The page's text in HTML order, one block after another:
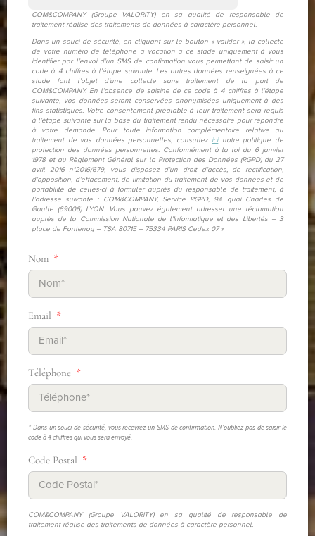
COM&COMPANY (Groupe VALORITY) en sa qualité de responsable de
traitement réalise des traitements de données à caractère personnel.
Dans un souci de sécurité, en cliquant sur le bouton « valider », la collecte
de votre numéro de téléphone a vocation à ce stade uniquement à vous
identifier par l’envoi d’un SMS de confirmation vous permettant de saisir un
code à 4 chiffres à l’étape suivante. Les autres données renseignées à ce
stade font l’objet d’une collecte sans traitement de la part de
COM&COMPANY. En l’absence de saisine de ce code à 4 chiffres à l’étape
suivante, vos données seront conservées anonymisées uniquement à des
fins statistiques. Votre consentement préalable à leur traitement sera requis
à l’étape suivante sur la base du traitement rendu nécessaire pour répondre
à votre demande. Pour toute information complémentaire relative au
traitement de vos données personnelles, consultez icinotre politique de
protection des données personnelles. Conformément à la loi du 6 janvier
1978 et au Règlement Général sur la Protection des Données (RGPD) du 27
avril 2016 n°2016/679, vous disposez d’un droit d’accès, de rectification,
d’opposition, d’effacement, de limitation du traitement de vos données et de
portabilité de celles-ci à formuler auprès du responsable de traitement, à
l’adresse suivante : COM&COMPANY, Service RGPD, 94 quai Charles de
Gaulle (69006) LYON. Vous pouvez également adresser une réclamation
auprès de la Commission Nationale de l’Informatique et des Libertés – 3
place de Fontenoy – TSA 80715 – 75334 PARIS Cedex 07 »
Nom
Email
Téléphone
* Dans un souci de sécurité, vous recevrez un SMS de confirmation. N'oubliez pas de saisir le
code à 4 chiffres qui vous sera envoyé.
Code Postal
COM&COMPANY (Groupe VALORITY) en sa qualité de responsable de
traitement réalise des traitements de données à caractère personnel.